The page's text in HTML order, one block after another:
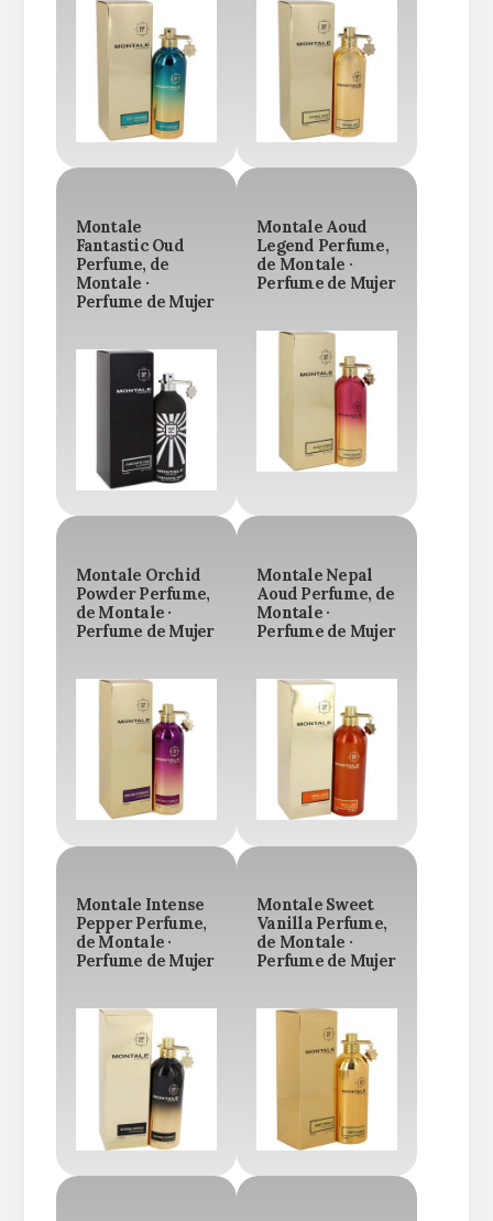
Montale
Fantastic Oud
Perfume, de
Montale ·
Perfume de Mujer
Montale Aoud
Legend Perfume,
de Montale ·
Perfume de Mujer
Montale Orchid
Powder Perfume,
de Montale ·
Perfume de Mujer
Montale Nepal
Aoud Perfume, de
Montale ·
Perfume de Mujer
Montale Intense
Pepper Perfume,
de Montale ·
Perfume de Mujer
Montale Sweet
Vanilla Perfume,
de Montale ·
Perfume de Mujer